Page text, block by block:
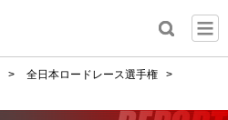
> 全日本ロードレース選手権
>